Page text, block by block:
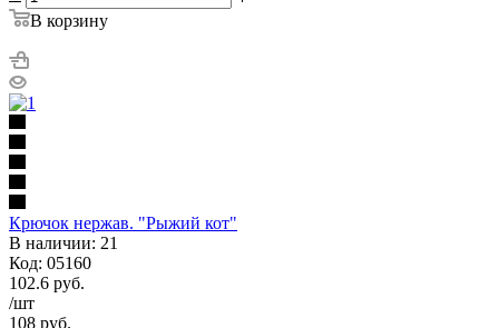
В корзину
Крючок нержав. "Рыжий кот"
В наличии: 21
Код: 05160
102.6 руб.
/шт
108 руб.